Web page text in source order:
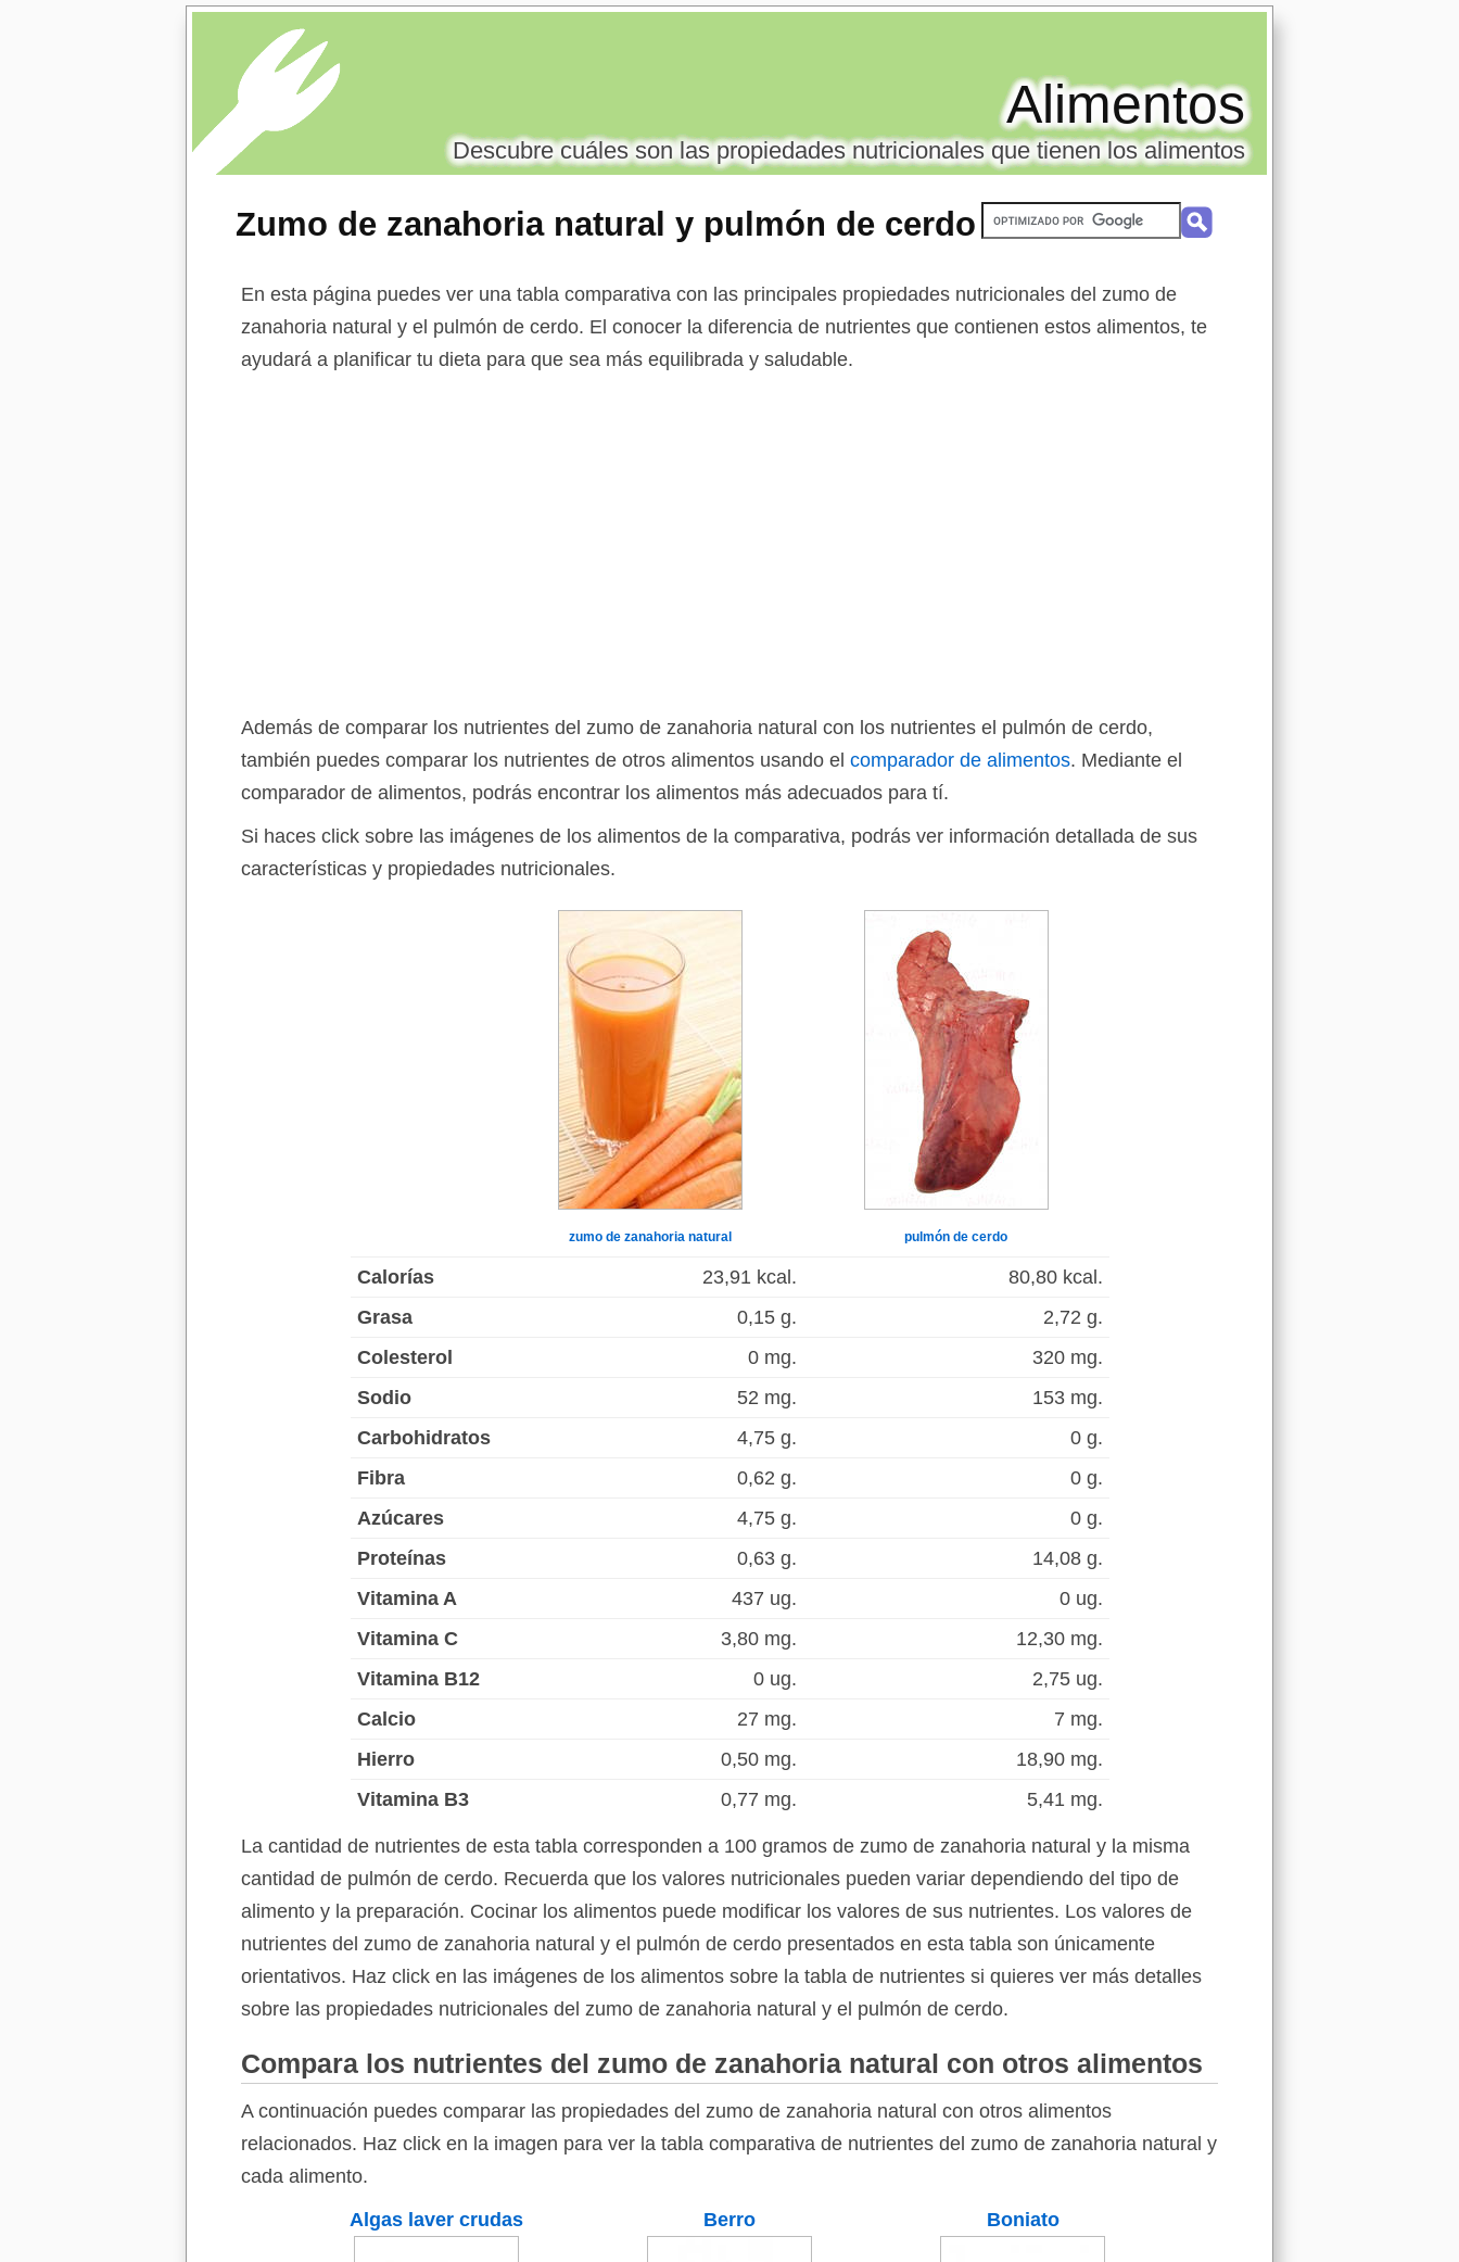
Zumo de zanahoria natural y pulmón de cerdo
Alimentos
Descubre cuáles son las propiedades nutricionales que tienen los alimentos
En esta página puedes ver una tabla comparativa con las principales propiedades nutricionales del zumo de
zanahoria natural y el pulmón de cerdo. El conocer la diferencia de nutrientes que contienen estos alimentos, te
ayudará a planificar tu dieta para que sea más equilibrada y saludable.
Además de comparar los nutrientes del zumo de zanahoria natural con los nutrientes el pulmón de cerdo,
también puedes comparar los nutrientes de otros alimentos usando el comparador de alimentos. Mediante el
comparador de alimentos, podrás encontrar los alimentos más adecuados para tí.
Si haces click sobre las imágenes de los alimentos de la comparativa, podrás ver información detallada de sus
características y propiedades nutricionales.
zumo de zanahoria natural pulmón de cerdo
Calorías 23,91 kcal.
80,80 kcal.
Grasa
0,15 g.
2,72 g.
Colesterol
0 mg.
320 mg.
Sodio
52 mg.
153 mg.
Carbohidratos
4,75 g.
0 g.
Fibra
0,62 g.
0 g.
Azúcares
4,75 g.
0 g.
Proteínas
0,63 g.
14,08 g.
Vitamina A
437 ug.
0 ug.
Vitamina C
3,80 mg.
12,30 mg.
Vitamina B12
0 ug.
2,75 ug.
Calcio
27 mg.
7 mg.
Hierro
0,50 mg.
18,90 mg.
Vitamina B3
0,77 mg. 5,41 mg.
La cantidad de nutrientes de esta tabla corresponden a 100 gramos de zumo de zanahoria natural y la misma
cantidad de pulmón de cerdo. Recuerda que los valores nutricionales pueden variar dependiendo del tipo de
alimento y la preparación. Cocinar los alimentos puede modificar los valores de sus nutrientes. Los valores de
nutrientes del zumo de zanahoria natural y el pulmón de cerdo presentados en esta tabla son únicamente
orientativos. Haz click en las imágenes de los alimentos sobre la tabla de nutrientes si quieres ver más detalles
sobre las propiedades nutricionales del zumo de zanahoria natural y el pulmón de cerdo.
Compara los nutrientes del zumo de zanahoria natural con otros alimentos
A continuación puedes comparar las propiedades del zumo de zanahoria natural con otros alimentos
relacionados. Haz click en la imagen para ver la tabla comparativa de nutrientes del zumo de zanahoria natural y
cada alimento.
Algas laver crudas
Berro Boniato